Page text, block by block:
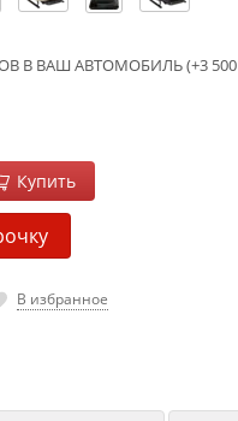
В ВАШ АВТОМОБИЛЬ (+3 500
Купить
В избранное